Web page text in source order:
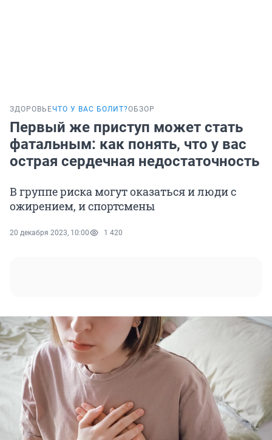
ЗДОРОВЬЕЧТО У ВАС БОЛИТ?ОБЗОР
Первый же приступ может стать
фатальным: как понять, что у вас
острая сердечная недостаточность
В группе риска могут оказаться и люди с
ожирением, и спортсмены
20 декабря 2023, 10:00 1 420